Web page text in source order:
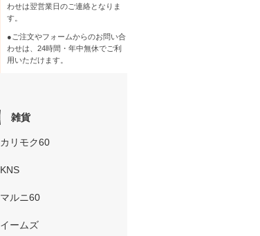
わせは翌営業日のご連絡となりま
す。
●ご注文やフォームからのお問い合
わせは、 24時間・年中無休でご利
用いただけます。
雑貨
カリモク60
KNS
マルニ60
イームズ